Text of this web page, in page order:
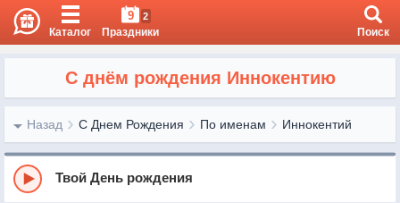
Каталог
9 2
Праздники Поиск
С днём рождения Иннокентию
Назад С Днем Рождения По именам Иннокентий
Твой День рождения